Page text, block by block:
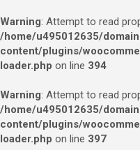
Warning: Attempt to read
/home/u495012635/
content/plugins/
loader.php on line 394
Warning: Attempt to read
/home/u495012635/
content/plugins/
loader.php on line 397